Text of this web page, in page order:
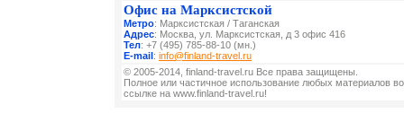
Офис на Марксистской
Метро: Марксистская / Таганская
Адрес: Москва, ул. Марксистская, д 3 офис 416
Тел: +7 (495) 785-88-10 (мн.)
E-mail: info@finland-travel.ru
© 2005-2014, finland-travel.ru Все права защищены.
Полное или частичное использование любых материалов
ссылке на www.finland-travel.ru!